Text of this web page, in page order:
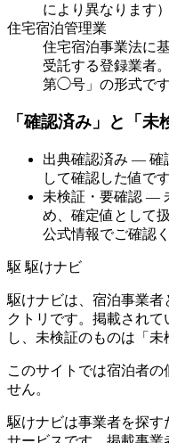
により異なります）
住宅宿泊管理業
住宅宿泊事業法に
受託する登録業者
第◯号」の形式で
「確認済み」と「未
出典確認済み — 確
して確認した値で
未検証・要確認 —
め、確定値として
公式情報でご確認
駆 駆けナビ
駆けナビは、宿泊事業者
クトリです。掲載され
し、未検証のものは「未
このサイトでは宿泊者
せん。
駆けナビは事業者を探す